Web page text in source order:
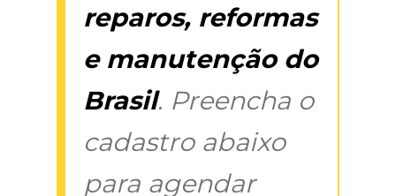
reparos, reformas
e manutenção do
Brasil. Preencha o
cadastro abaixo
para agendar